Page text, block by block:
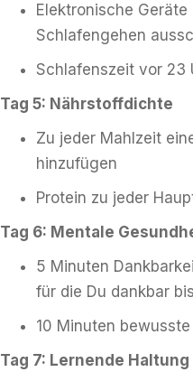
Elektronische Geräte
Schlafengehen
Schlafenszeit vor 23
Tag 5: Nährstoffdichte
Zu jeder Mahlzeit
hinzufügen
Protein zu jeder
Tag 6: Mentale
5 Minuten
für die Du dankbar
10 Minuten
Tag 7: Lernende Haltung